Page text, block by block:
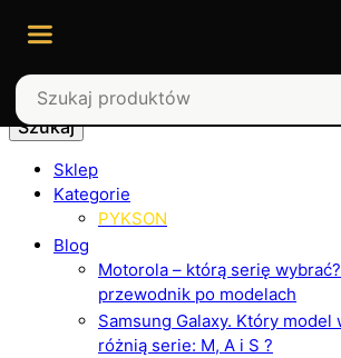
Szukaj
Sklep
Kategorie
PYKSON
Blog
Motorola – którą serię
przewodnik po modelach
Samsung Galaxy. Który model
różnią serie: M, A i S ?